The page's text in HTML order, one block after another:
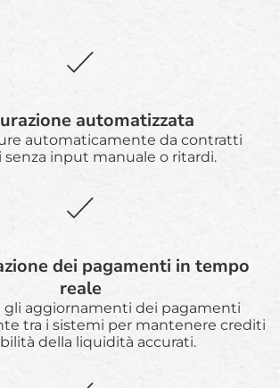
automatizzata
automaticamente da contratti
senza input manuale o ritardi.
dei pagamenti in tempo
reale
gli aggiornamenti dei pagamenti
tra i sistemi per mantenere crediti
della liquidità accurati.